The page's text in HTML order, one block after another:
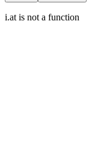
i.at is not a function